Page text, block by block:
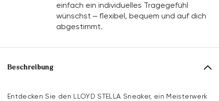
einfach ein individuelles Tragegefühl
wünschst – flexibel, bequem und auf dich
abgestimmt.
Beschreibung
Entdecken Sie den LLOYD STELLA Sneaker, ein Meisterwerk